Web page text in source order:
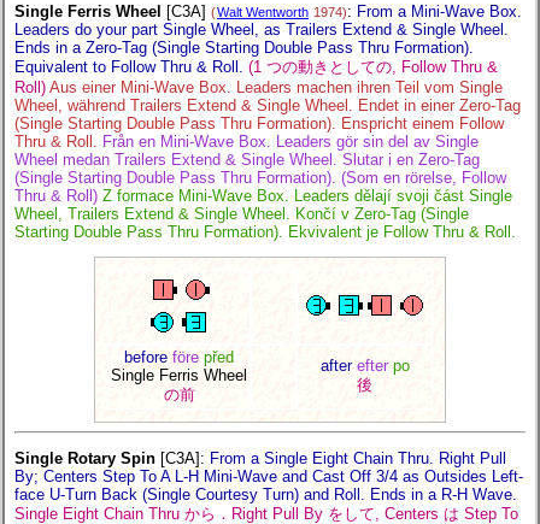
Single Ferris Wheel [C3A] (Walt Wentworth 1974): From a Mini-Wave Box.
Leaders do your part Single Wheel, as Trailers Extend & Single Wheel.
Ends in a Zero-Tag (Single Starting Double Pass Thru Formation).
Equivalent to Follow Thru & Roll. (1 つの動きとしての, Follow Thru &
Roll) Aus einer Mini-Wave Box. Leaders machen ihren Teil vom Single
Wheel, während Trailers Extend & Single Wheel. Endet in einer Zero-Tag
(Single Starting Double Pass Thru Formation). Enspricht einem Follow
Thru & Roll.
Från en Mini-Wave Box. Leaders gör sin del av Single
Wheel medan Trailers Extend & Single Wheel. Slutar i en Zero-Tag
(Single Starting Double Pass Thru Formation). (Som en rörelse, Follow
Thru & Roll) Z formace Mini-Wave Box. Leaders dělají svoji část Single
Wheel, Trailers Extend & Single Wheel. Končí v Zero-Tag (Single
Starting Double Pass Thru Formation). Ekvivalent je Follow Thru & Roll.
before före před
Single Ferris Wheel
の前
after efter po
後
Single Rotary Spin [C3A] : From a Single Eight Chain Thru. Right Pull
By; Centers Step To A L-H Mini-Wave and Cast Off 3/4 as Outsides Left-
face U-Turn Back (Single Courtesy Turn) and Roll. Ends in a R-H Wave.
Single Eight Chain Thru から．Right Pull By をして, Centers は Step To